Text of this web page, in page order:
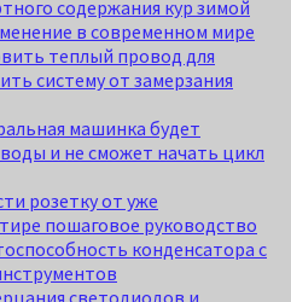
содержания кур зимой
в современном мире
теплый провод для
систему от замерзания
машинка будет
и не сможет начать цикл
розетку от уже
пошаговое руководство
конденсатора с